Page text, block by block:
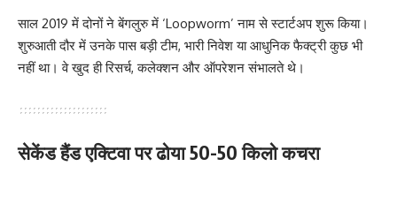
साल 2019 में दोनों ने बेंगलुरु में ‘Loopworm’ नाम से स्टार्टअप शुरू किया।
शुरुआती दौर में उनके पास बड़ी टीम, भारी निवेश या आधुनिक फैक्ट्री कुछ भी
नहीं था। वे खुद ही रिसर्च, कलेक्शन और ऑपरेशन संभालते थे।
सेकेंड हैंड एक्टिवा पर ढोया 50-50 किलो कचरा